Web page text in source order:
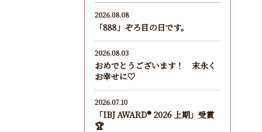
2026.08.08
「888」ぞろ目の日です。
2026.08.03
おめでとうございます！ 末永く
お幸せに♡
2026.07.10
「IBJ AWARD®︎ 2026 上期」受賞
🏆